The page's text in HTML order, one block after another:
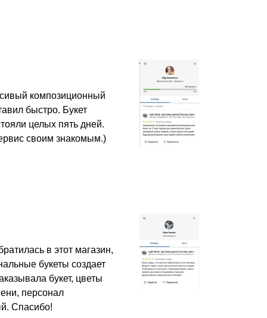
композиционный
быстро. Букет
целых пять дней.
своим знакомым.)
в этот магазин,
букеты создает
букет, цветы
персонал
Спасибо!